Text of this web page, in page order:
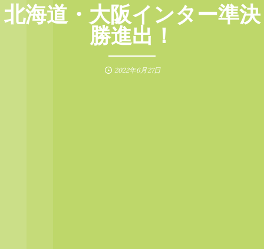
北海道・大阪インター準決
勝進出！
2022年6月27日